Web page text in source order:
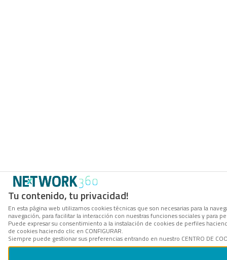
Tu contenido, tu privacidad!
En esta página web utilizamos cookies técnicas que son necesarias para la
navegación, para facilitar la interacción con nuestras funciones sociales y
Puede expresar su consentimiento a la instalación de cookies de perfiles
de cookies haciendo clic en CONFIGURAR.
Siempre puede gestionar sus preferencias entrando en nuestro CENTRO DE